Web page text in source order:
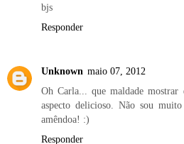
bjs
Responder
Unknown maio 07, 2012
Oh Carla... que maldade
aspecto delicioso. Não sou
amêndoa! :)
Responder